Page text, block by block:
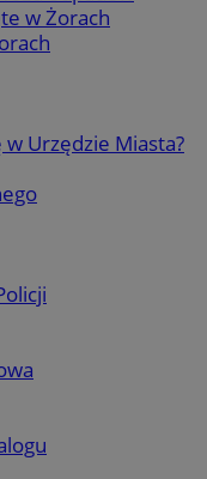
w Żorach
w Urzędzie Miasta?